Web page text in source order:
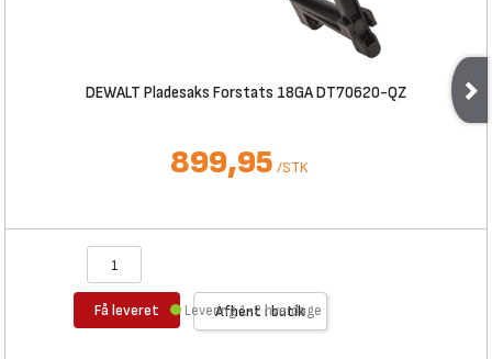
DEWALT Pladesaks Forstats 18GA DT70620-QZ
899,95 /STK
Få leveret Afhent i butik
Levering 1-2 hverdage